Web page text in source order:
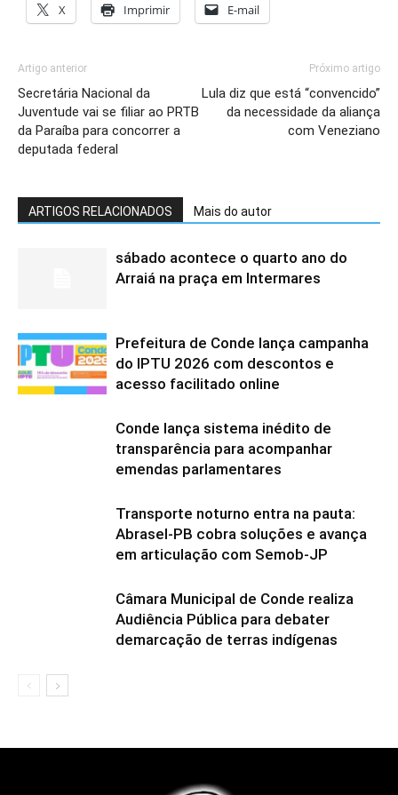
X Imprimir E-mail
Artigo anterior
Secretária Nacional da
Juventude vai se filiar ao PRTB
da Paraíba para concorrer a
deputada federal
Próximo artigo
Lula diz que está “convencido”
da necessidade da aliança
com Veneziano
ARTIGOS RELACIONADOS Mais do autor
sábado acontece o quarto ano do
Arraiá na praça em Intermares
Prefeitura de Conde lança campanha
do IPTU 2026 com descontos e
acesso facilitado online
Conde lança sistema inédito de
transparência para acompanhar
emendas parlamentares
Transporte noturno entra na pauta:
Abrasel-PB cobra soluções e avança
em articulação com Semob-JP
Câmara Municipal de Conde realiza
Audiência Pública para debater
demarcação de terras indígenas